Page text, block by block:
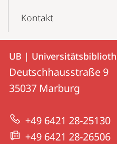
Kontakt
Kontakt
und
Informationen
zur
Website
UB
|
Marburg
UB |
Deutschhausstraße 9
35037 Marburg
+49 6421 28-25130
+49 6421 28-26506